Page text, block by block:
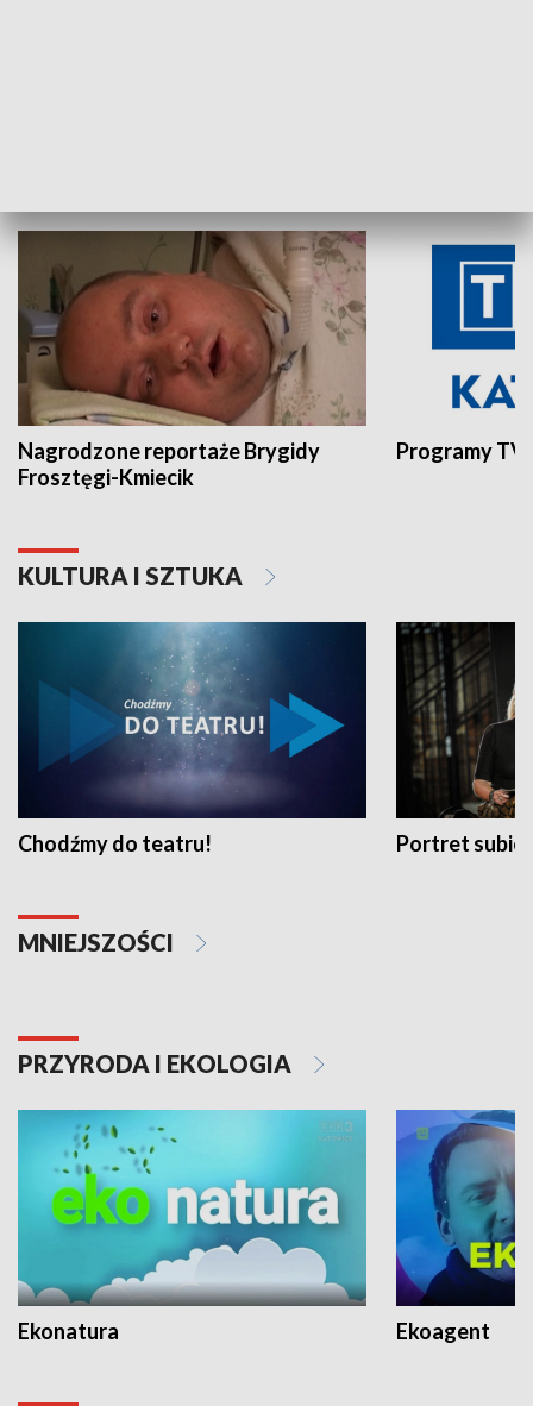
Nagrodzone reportaże Brygidy
Frosztęgi-Kmiecik
Programy
KULTURA I SZTUKA
Chodźmy do teatru! Portret
MNIEJSZOŚCI
PRZYRODA I EKOLOGIA
Ekonatura Ekoagent